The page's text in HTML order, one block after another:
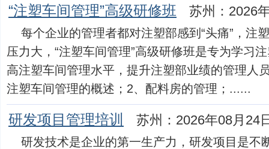
“注塑车间管理”高级研修班 苏州：2026
每个企业的管理者都对注塑部感到“头痛”，注
压力大，“注塑车间管理”高级研修班是专为学习
高注塑车间管理水平，提升注塑部业绩的管理
注塑车间管理的概述；2、配料房的管理；......
研发项目管理培训 苏州：2026年08月24
研发技术是企业的第一生产力，研发项目是不